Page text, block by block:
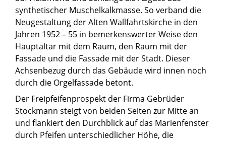
synthetischer Muschelkalkmasse. So verband die
Neugestaltung der Alten Wallfahrtskirche in den
Jahren 1952 – 55 in bemerkenswerter Weise den
Hauptaltar mit dem Raum, den Raum mit der
Fassade und die Fassade mit der Stadt. Dieser
Achsenbezug durch das Gebäude wird innen noch
durch die Orgelfassade betont.
Der Freipfeifenprospekt der Firma Gebrüder
Stockmann steigt von beiden Seiten zur Mitte an
und flankiert den Durchblick auf das Marienfenster
durch Pfeifen unterschiedlicher Höhe, die